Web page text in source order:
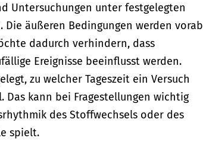
Untersuchungen unter festgelegten
äußeren Bedingungen werden vorab
dadurch verhindern, dass
Ereignisse beeinflusst werden.
zu welcher Tageszeit ein Versuch
Das kann bei Fragestellungen wichtig
des Stoffwechsels oder des
spielt.